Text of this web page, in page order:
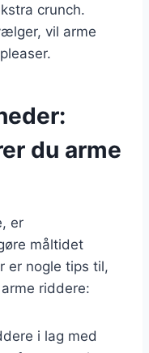
crunch.
vil arme
du arme
er
måltidet
er nogle tips til,
riddere:
i lag med